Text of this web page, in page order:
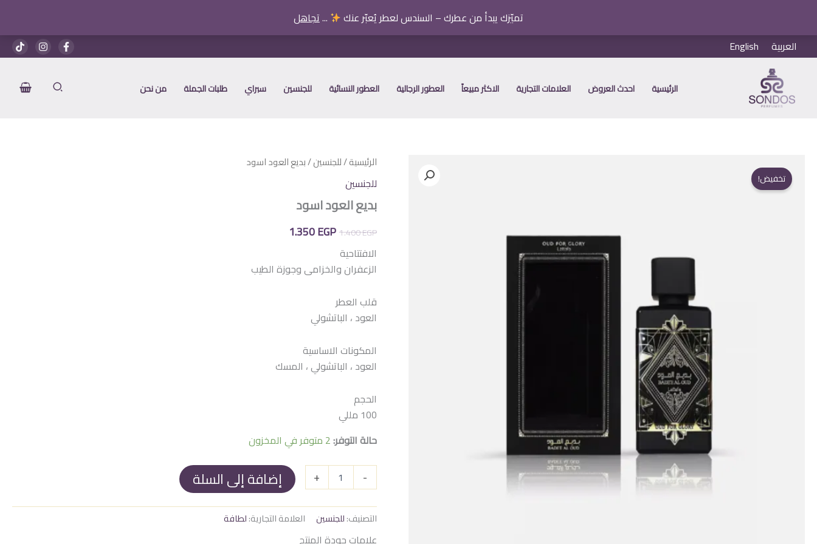
تميّزك يبدأ من عطرك – السندس لعطر يُعبّر عنك ...تجاهل
تخطي
إلى
العربية English
الرئيسية احدث العروض العلامات التجارية الاكثر مبيعاً العطور الرجالية العطور النسائية للجنسين سبراي طلبات الجملة من نحن
تخفيض!
الرئيسية/للجنسين/ بديع العود اسود
للجنسين
بديع العود اسود
1.400EGP
السعر
هو:
1.400 EGP.
1.350EGP
هو:
الافتتاحية
الزعفران والخزامى وجوزة الطيب
قلب العطر
العود ، الباتشولي
المكونات الاساسية
العود ، الباتشولي ، المسك
الحجم
100 مللي
حالة التوفر:2 متوفر في المخزون
-
+ إضافة إلى السلة
التصنيف:للجنسين العلامة التجارية:لطافة
علامات جودة المنتج